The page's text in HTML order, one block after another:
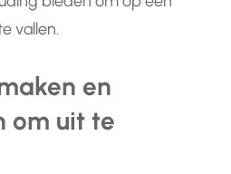
vallen.
en
om uit te